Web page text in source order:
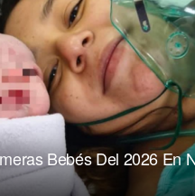
Bebés Del 2026 En